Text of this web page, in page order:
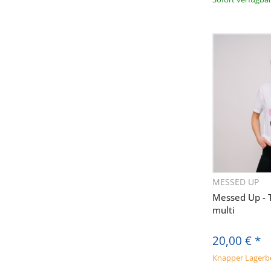
MESSED UP
Messed Up -
multi
20,00 € *
Knapper
* Ja, ich
(insb.
Audiolith-
der
jederzeit
Anklicken